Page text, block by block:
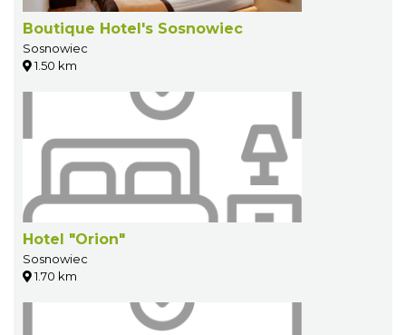
Boutique Hotel's Sosnowiec
Sosnowiec
1.50 km
Hotel "Orion"
Sosnowiec
1.70 km